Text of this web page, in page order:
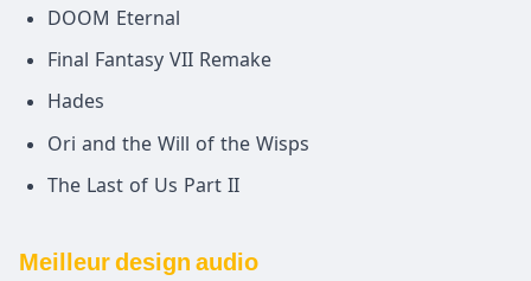
DOOM Eternal
Final Fantasy VII Remake
Hades
Ori and the Will of the Wisps
The Last of Us Part II
Meilleur design audio